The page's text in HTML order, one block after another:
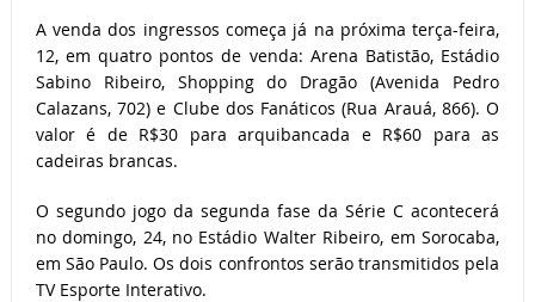
A venda dos ingressos começa já na próxima terça-feira,
12, em quatro pontos de venda: Arena Batistão, Estádio
Sabino Ribeiro, Shopping do Dragão (Avenida Pedro
Calazans, 702) e Clube dos Fanáticos (Rua Arauá, 866). O
valor é de R$30 para arquibancada e R$60 para as
cadeiras brancas.
O segundo jogo da segunda fase da Série C acontecerá
no domingo, 24, no Estádio Walter Ribeiro, em Sorocaba,
em São Paulo. Os dois confrontos serão transmitidos pela
TV Esporte Interativo.